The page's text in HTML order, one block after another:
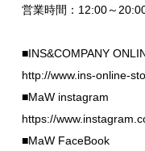
営業時間：12:00～
■INS&COMPANY
http://www.ins-online-
■MaW instagram
https://
■MaW FaceBook